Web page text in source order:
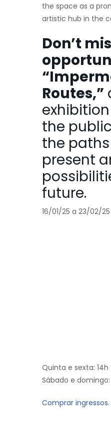
the space as a
artistic hub in the
Don’t
Routes,”
the
the
present
future.
16/01/25 a 23/02/25
Quinta e sexta: 14h
Sábado e domingo:
Comprar ingressos.